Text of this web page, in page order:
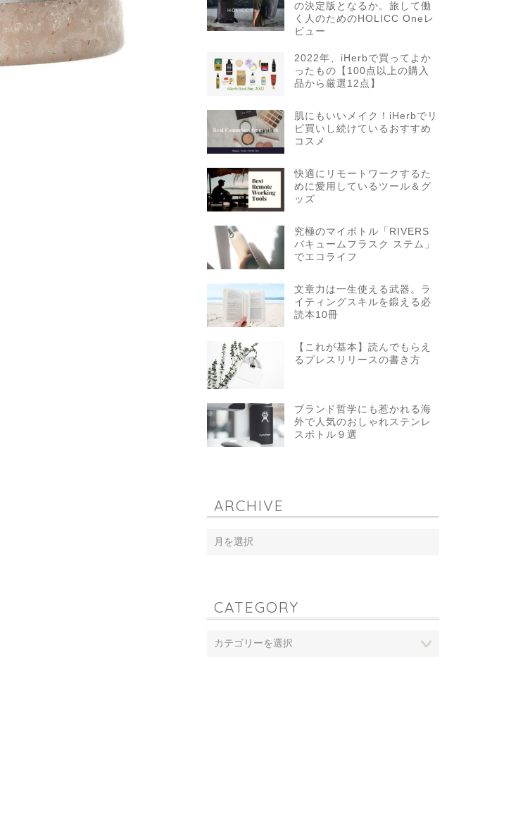
の決定版となるか。旅して働
く人のためのHOLICC Oneレ
ビュー
2022年、iHerbで買ってよか
ったもの【100点以上の購入
品から厳選12点】
肌にもいいメイク！iHerbでリ
ピ買いし続けているおすすめ
コスメ
快適にリモートワークするた
めに愛用しているツール＆グ
ッズ
究極のマイボトル「RIVERS
バキュームフラスク ステム」
でエコライフ
文章力は一生使える武器。ラ
イティングスキルを鍛える必
読本10冊
【これが基本】読んでもらえ
るプレスリリースの書き方
ブランド哲学にも惹かれる海
外で人気のおしゃれステンレ
スボトル９選
ARCHIVE
CATEGORY